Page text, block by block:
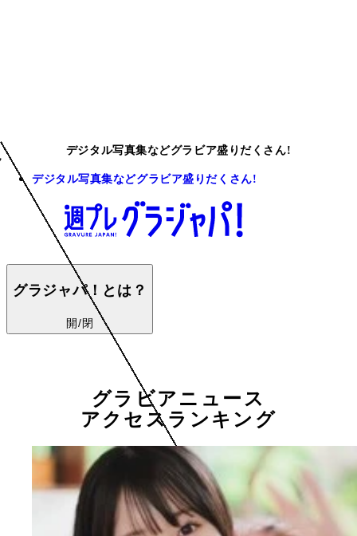
デジタル写真集などグラビア盛りだくさん!
デジタル写真集などグラビア盛りだくさん!
グラジャパ！とは？
開/閉
グラビアニュース
アクセスランキング